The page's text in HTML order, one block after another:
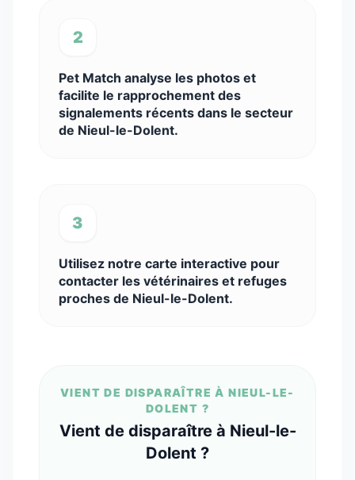
2
Pet Match analyse les photos et
facilite le rapprochement des
signalements récents dans le secteur
de Nieul-le-Dolent.
3
Utilisez notre carte interactive pour
contacter les vétérinaires et refuges
proches de Nieul-le-Dolent.
VIENT DE DISPARAÎTRE À NIEUL-LE-
DOLENT ?
Vient de disparaître à Nieul-le-
Dolent ?